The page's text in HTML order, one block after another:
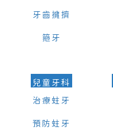
牙齒擁擠
箍牙
兒童牙科
治療蛀牙
預防蛀牙